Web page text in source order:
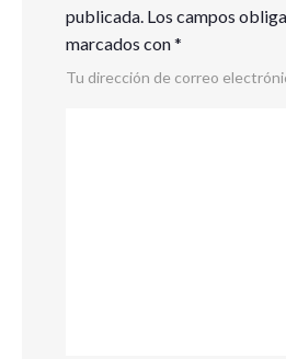
publicada. Los campos
marcados con*
Tu dirección de correo